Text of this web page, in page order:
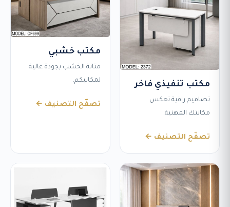
مكتب تنفيذي فاخر
تصاميم راقية تعكس
مكانتك المهنية.
تصفّح التصنيف ←
مكتب خشبي
متانة الخشب بجودة عالية
لمكاتبكم.
تصفّح التصنيف ←